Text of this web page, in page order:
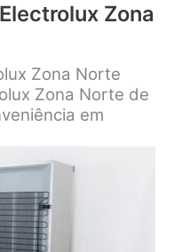
Zona
Zona Norte
Zona Norte de
em